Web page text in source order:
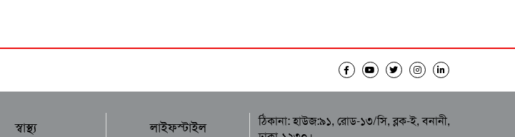
স্বাস্থ্য লাইফস্টাইল
ঠিকানা: হাউজ:৯১, রোড-১৩/সি, ব্লক-ই, বনানী,